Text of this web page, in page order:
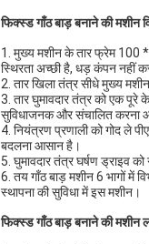
फिक्स्ड गाँठ बाड़ बनाने की मशीन
1. मुख्य मशीन के तार फ्रेम 100 *
स्थिरता अच्छी है, धड़ कंपन नहीं
2. तार खिला तंत्र सीधे मुख्य
3. तार घुमावदार तंत्र को एक पूरे
सुविधाजनक और संचालित करना
4. नियंत्रण प्रणाली को गोद ले
बदलना आसान है।
5. घुमावदार तंत्र घर्षण ड्राइव
6. तय गाँठ बाड़ मशीन 6 भागों में
स्थापना की सुविधा में इस मशीन।
फिक्स्ड गाँठ बाड़ बनाने की मशीन